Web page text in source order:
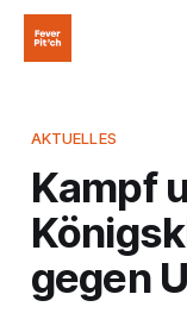
AKTUELLES
Kampf
gegen